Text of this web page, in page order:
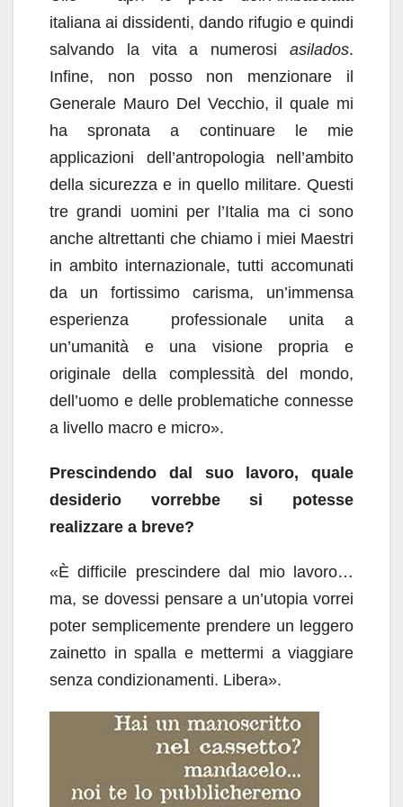
italiana ai dissidenti, dando rifugio e quindi
salvando la vita a numerosi asilados.
Infine, non posso non menzionare il
Generale Mauro Del Vecchio, il quale mi
ha spronata a continuare le mie
applicazioni dell’antropologia nell’ambito
della sicurezza e in quello militare. Questi
tre grandi uomini per l’Italia ma ci sono
anche altrettanti che chiamo i miei Maestri
in ambito internazionale, tutti accomunati
da un fortissimo carisma, un’immensa
esperienza professionale unita a
un’umanità e una visione propria e
originale della complessità del mondo,
dell’uomo e delle problematiche connesse
a livello macro e micro».
Prescindendo dal suo lavoro, quale
desiderio vorrebbe si potesse
realizzare a breve?
«È difficile prescindere dal mio lavoro…
ma, se dovessi pensare a un’utopia vorrei
poter semplicemente prendere un leggero
zainetto in spalla e mettermi a viaggiare
senza condizionamenti. Libera».